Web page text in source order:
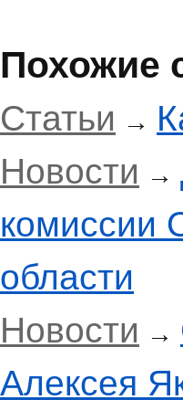
Похожие
Статьи →
Новости →
комиссии
области
Новости →
Алексея